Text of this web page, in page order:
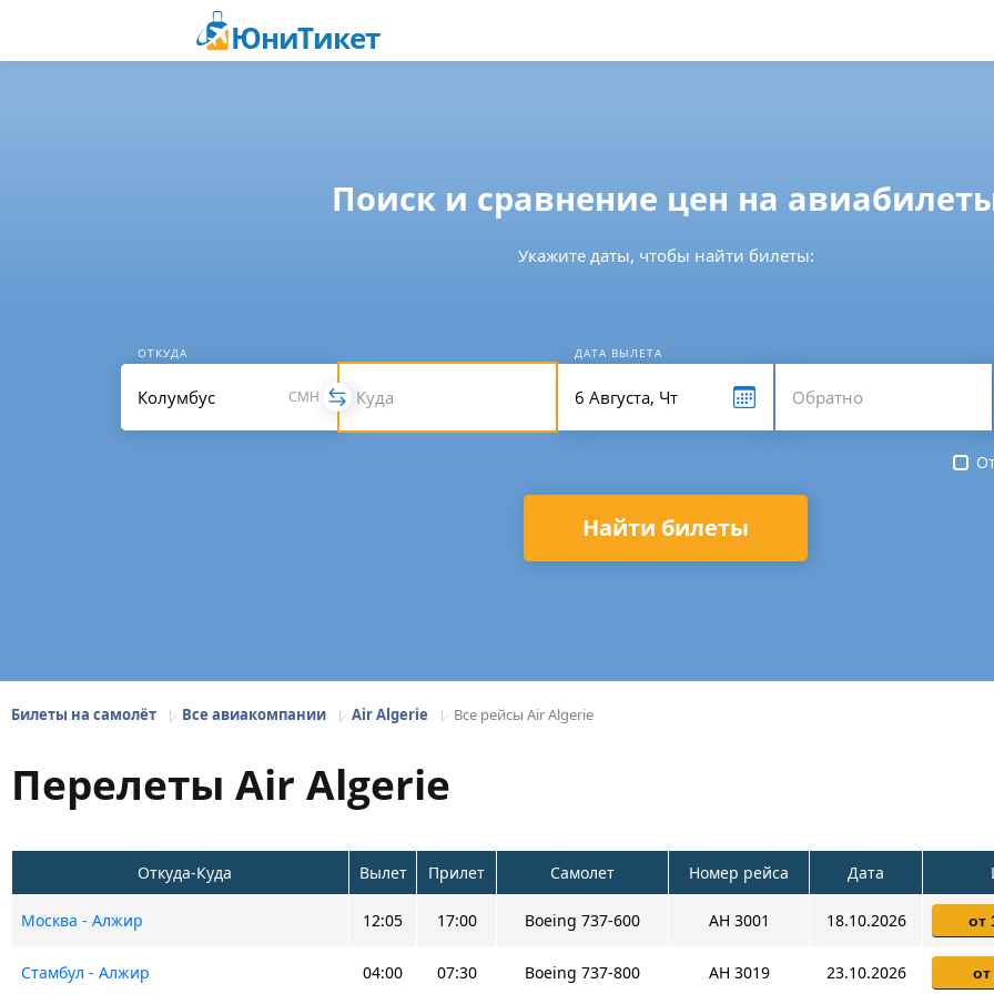
ЮниТикет
Поиск и сравнение цен на
Укажите даты, чтобы найти билеты:
ОТКУДА
CMH
ДАТА ВЫЛЕТА
Найти билеты
Билеты на самолёт Все авиакомпании Air Algerie Все рейсы Air Algerie
Перелеты Air Algerie
Откуда-Куда Вылет Прилет Самолет Номер рейса Дата
Москва - Алжир 12:05 17:00 Boeing 737-600 AH 3001 18.10.2026 от
Стамбул - Алжир 04:00 07:30 Boeing 737-800 AH 3019 23.10.2026 от